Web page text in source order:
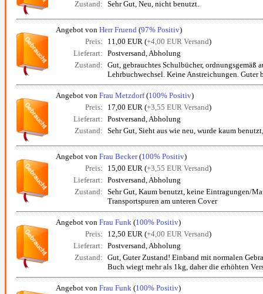
Zustand: Sehr Gut, Neu, nicht benutzt.
Angebot von Herr Fruend (97% Positiv)
Preis:
11,00 EUR (+4,00 EUR Versand)
Lieferart: Postversand, Abholung
Zustand: Gut, gebrauchtes Schulbücher, ordnungsgemäß
Lehrbuchwechsel. Keine Anstreichungen. Guter
Angebot von Frau Metzdorf(100% Positiv)
Preis:
17,00 EUR (+3,55 EUR Versand)
Lieferart: Postversand, Abholung
Zustand: Sehr Gut, Sieht aus wie neu, wurde kaum
Angebot von Frau Becker(100% Positiv)
Preis:
15,00 EUR (+3,55 EUR Versand)
Lieferart: Postversand, Abholung
Zustand: Sehr Gut, Kaum benutzt, keine Eintragungen/
Transportspuren am unteren Cover
Angebot von Frau Funk (100% Positiv)
Preis:
12,50 EUR (+4,00 EUR Versand)
Lieferart: Postversand, Abholung
Zustand: Gut, Guter Zustand! Einband mit normalen
Buch wiegt mehr als 1kg, daher die erhöhten
Angebot von Frau Funk (100% Positiv)